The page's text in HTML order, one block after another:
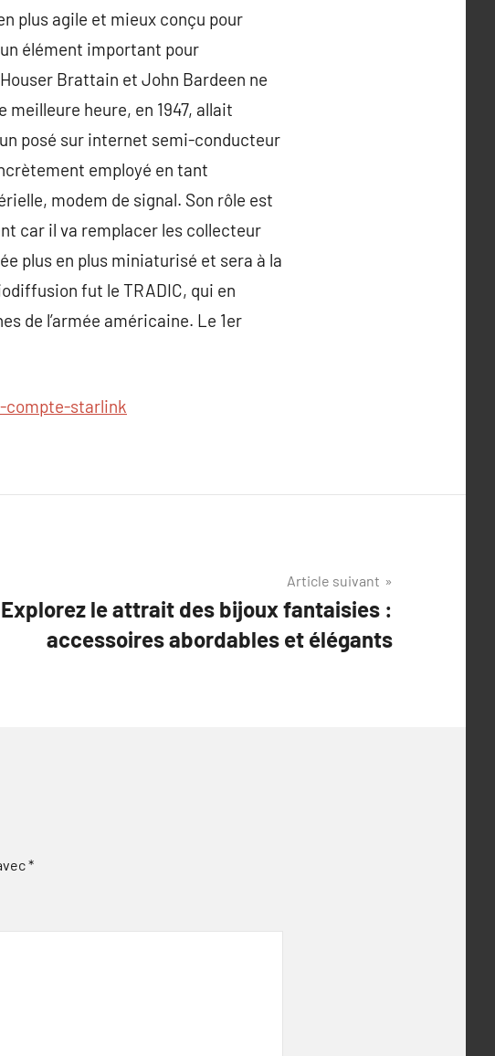
plus agile et mieux conçu pour
élément important pour
Brattain et John Bardeen ne
heure, en 1947, allait
posé sur internet semi-conducteur
employé en tant
modem de signal. Son rôle est
car il va remplacer les collecteur
plus en plus miniaturisé et sera à la
fut le TRADIC, qui en
de l’armée américaine. Le 1er
starlink
Article suivant
Explorez le attrait des bijoux fantaisies :
accessoires abordables et élégants
*